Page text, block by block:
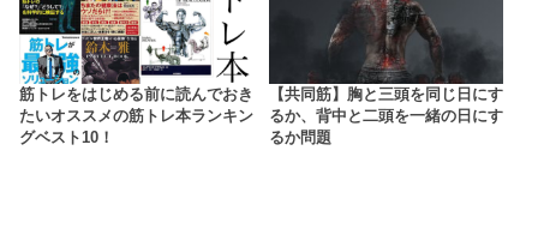
筋トレをはじめる前に読んでおき
たいオススメの筋トレ本ランキン
グベスト10！
【共同筋】胸と三頭を同じ日にす
るか、背中と二頭を一緒の日にす
るか問題